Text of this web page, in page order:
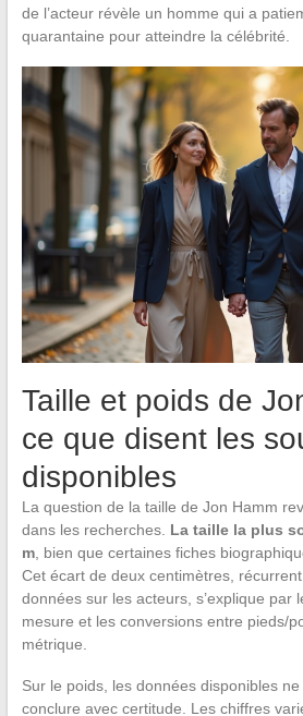
de l’acteur révèle un homme qui a
quarantaine pour atteindre la célébrité.
Taille et poids de
ce que disent les
disponibles
La question de la taille de Jon Hamm
dans les recherches. La taille la plus
m, bien que certaines fiches
Cet écart de deux centimètres,
données sur les acteurs, s’explique par
mesure et les conversions entre pieds/
métrique.
Sur le poids, les données disponibles
conclure avec certitude. Les chiffres